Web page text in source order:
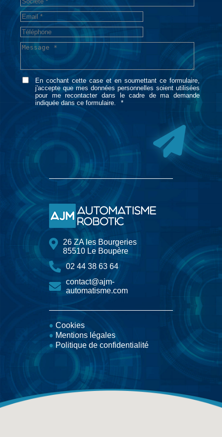
En cochant cette case et en soumettant ce formulaire,
j'accepte que mes données personnelles soient utilisées
pour me recontacter dans le cadre de ma demande
indiquée dans ce formulaire.
26 ZA les Bourgeries
85510 Le Boupère
02 44 38 63 64
contact@ajm-
automatisme.com
Cookies
Mentions légales
Politique de confidentialité